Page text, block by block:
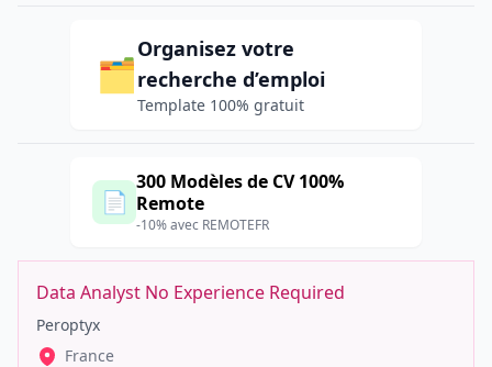
🗂️
Organisez votre
recherche d’emploi
Template 100% gratuit
📄
300 Modèles de CV 100%
Remote
-10% avec REMOTEFR
Data Analyst No Experience Required
Peroptyx
France